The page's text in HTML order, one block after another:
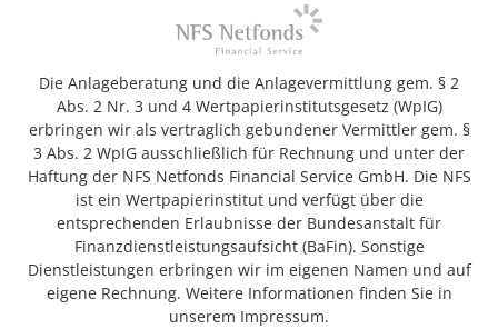
Die Anlageberatung und die Anlagevermittlung gem. § 2
Abs. 2 Nr. 3 und 4 Wertpapierinstitutsgesetz (WpIG)
erbringen wir als vertraglich gebundener Vermittler gem. §
3 Abs. 2 WpIG ausschließlich für Rechnung und unter der
Haftung der NFS Netfonds Financial Service GmbH. Die NFS
ist ein Wertpapierinstitut und verfügt über die
entsprechenden Erlaubnisse der Bundesanstalt für
Finanzdienstleistungsaufsicht (BaFin). Sonstige
Dienstleistungen erbringen wir im eigenen Namen und auf
eigene Rechnung. Weitere Informationen finden Sie in
unserem Impressum.